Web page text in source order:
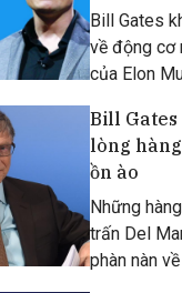
Bill Gates
về động cơ
của Elon
đóng vai
ngăn chặn
Bill
lòng
ồn ào
Những
trấn Del
phàn nàn